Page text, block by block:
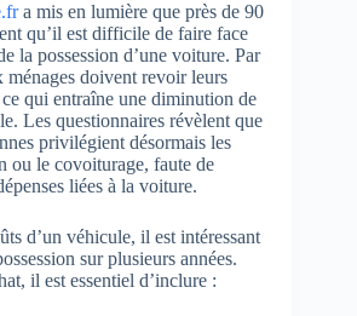
a mis en lumière que près de 90
qu’il est difficile de faire face
la possession d’une voiture. Par
ménages doivent revoir leurs
qui entraîne une diminution de
Les questionnaires révèlent que
privilégient désormais les
ou le covoiturage, faute de
liées à la voiture.
d’un véhicule, il est intéressant
sur plusieurs années.
il est essentiel d’inclure :